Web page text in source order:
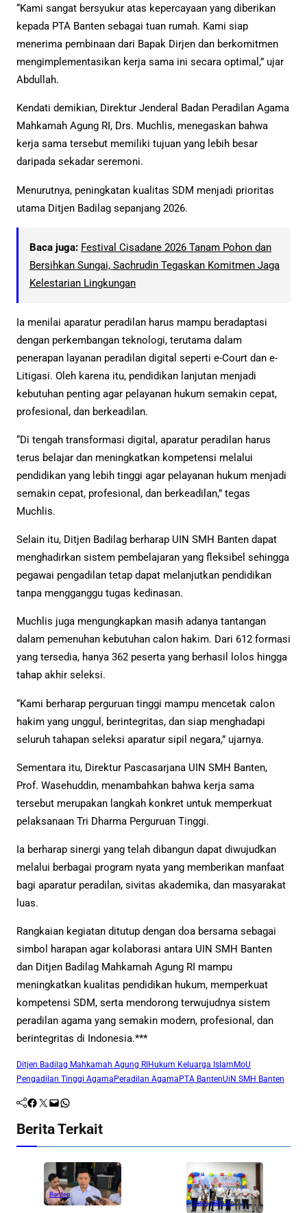
“Kami sangat bersyukur atas kepercayaan yang diberikan
kepada PTA Banten sebagai tuan rumah. Kami siap
menerima pembinaan dari Bapak Dirjen dan berkomitmen
mengimplementasikan kerja sama ini secara optimal,” ujar
Abdullah.
Kendati demikian, Direktur Jenderal Badan Peradilan Agama
Mahkamah Agung RI, Drs. Muchlis, menegaskan bahwa
kerja sama tersebut memiliki tujuan yang lebih besar
daripada sekadar seremoni.
Menurutnya, peningkatan kualitas SDM menjadi prioritas
utama Ditjen Badilag sepanjang 2026.
Baca juga: Festival Cisadane 2026 Tanam Pohon dan
Bersihkan Sungai, Sachrudin Tegaskan Komitmen Jaga
Kelestarian Lingkungan
Ia menilai aparatur peradilan harus mampu beradaptasi
dengan perkembangan teknologi, terutama dalam
penerapan layanan peradilan digital seperti e-Court dan e-
Litigasi. Oleh karena itu, pendidikan lanjutan menjadi
kebutuhan penting agar pelayanan hukum semakin cepat,
profesional, dan berkeadilan.
“Di tengah transformasi digital, aparatur peradilan harus
terus belajar dan meningkatkan kompetensi melalui
pendidikan yang lebih tinggi agar pelayanan hukum menjadi
semakin cepat, profesional, dan berkeadilan,” tegas
Muchlis.
Selain itu, Ditjen Badilag berharap UIN SMH Banten dapat
menghadirkan sistem pembelajaran yang fleksibel sehingga
pegawai pengadilan tetap dapat melanjutkan pendidikan
tanpa mengganggu tugas kedinasan.
Muchlis juga mengungkapkan masih adanya tantangan
dalam pemenuhan kebutuhan calon hakim. Dari 612 formasi
yang tersedia, hanya 362 peserta yang berhasil lolos hingga
tahap akhir seleksi.
“Kami berharap perguruan tinggi mampu mencetak calon
hakim yang unggul, berintegritas, dan siap menghadapi
seluruh tahapan seleksi aparatur sipil negara,” ujarnya.
Sementara itu, Direktur Pascasarjana UIN SMH Banten,
Prof. Wasehuddin, menambahkan bahwa kerja sama
tersebut merupakan langkah konkret untuk memperkuat
pelaksanaan Tri Dharma Perguruan Tinggi.
Ia berharap sinergi yang telah dibangun dapat diwujudkan
melalui berbagai program nyata yang memberikan manfaat
bagi aparatur peradilan, sivitas akademika, dan masyarakat
luas.
Rangkaian kegiatan ditutup dengan doa bersama sebagai
simbol harapan agar kolaborasi antara UIN SMH Banten
dan Ditjen Badilag Mahkamah Agung RI mampu
meningkatkan kualitas pendidikan hukum, memperkuat
kompetensi SDM, serta mendorong terwujudnya sistem
peradilan agama yang semakin modern, profesional, dan
berintegritas di Indonesia.***
Ditjen Badilag Mahkamah Agung RI Hukum Keluarga Islam MoU
Pengadilan Tinggi Agama Peradilan Agama PTA BantenUiN SMH Banten
Facebook Twitter Mail WhatsApp
Berita Terkait
Banten
SerangBanten